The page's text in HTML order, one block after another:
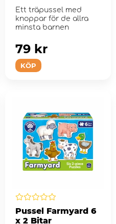
Ett träpussel med
knoppar för de allra
minsta barnen
KÖP
79 kr
Pussel Farmyard 6
x 2 Bitar